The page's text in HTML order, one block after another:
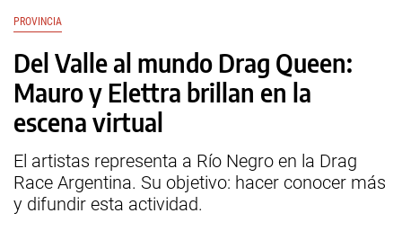
PROVINCIA
Del Valle al mundo Drag Queen:
Mauro y Elettra brillan en la
escena virtual
El artistas representa a Río Negro en la Drag
Race Argentina. Su objetivo: hacer conocer más
y difundir esta actividad.